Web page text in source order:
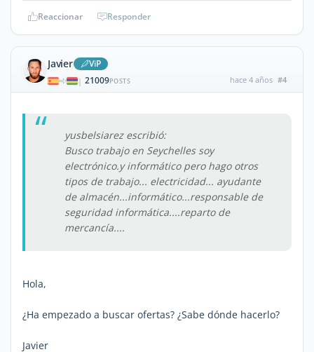
Reaccionar Responder
Javier ViP
| 21009POSTS hace 4 años #4
yusbelsiarez escribió:
Busco trabajo en Seychelles soy
electrónico.y informático pero hago otros
tipos de trabajo... electricidad... ayudante
de almacén...informático...responsable de
seguridad informática....reparto de
mercancía....
Hola,
¿Ha empezado a buscar ofertas? ¿Sabe dónde hacerlo?
Javier